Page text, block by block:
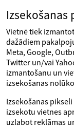
Izsekošanas
Vietnē tiek
dažādiem
Meta, Google,
Twitter un/vai
izmantošanu un
izsekošanas
Izsekošanas
izsekotu vietnes
uzlabot reklāmas